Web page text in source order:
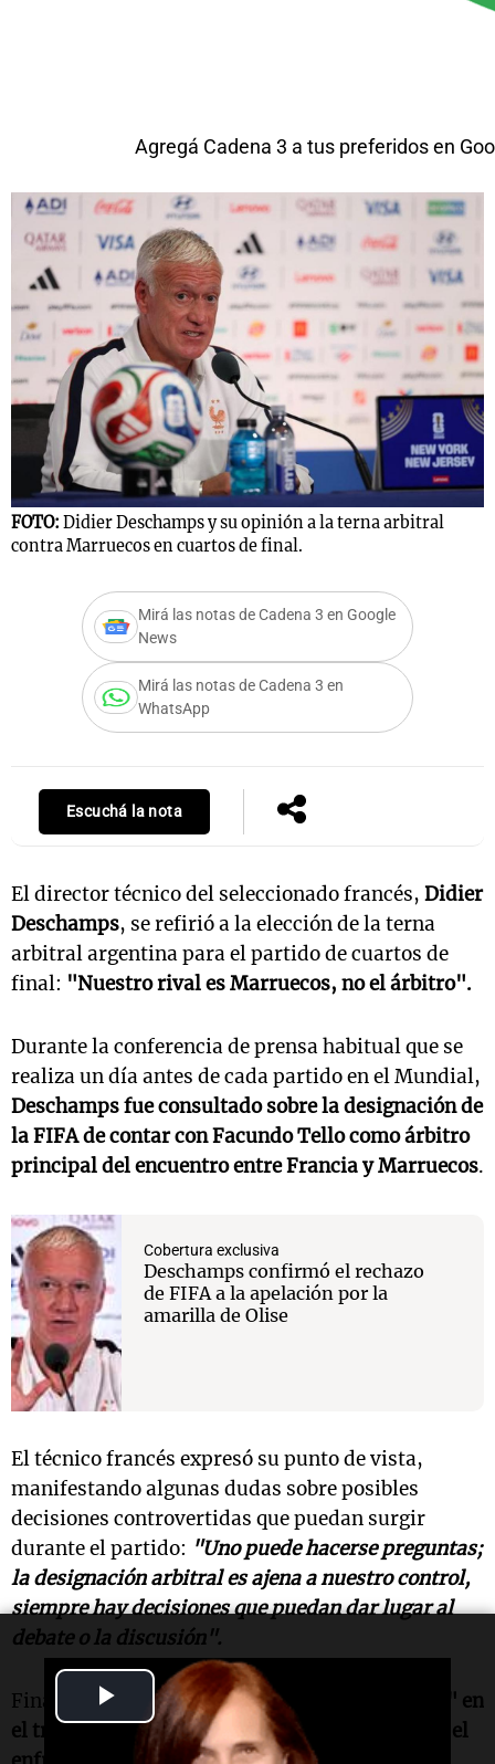
Play
Video
Agregá Cadena 3 a tus preferidos en
FOTO: Didier Deschamps y su opinión a la terna arbitral
contra Marruecos en cuartos de final.
Mirá las notas de Cadena 3 en Google
News
Mirá las notas de Cadena 3 en
WhatsApp
Escuchá la nota
El director técnico del seleccionado francés, Didier
Deschamps, se refirió a la elección de la terna
arbitral argentina para el partido de cuartos de
final: "Nuestro rival es Marruecos, no el árbitro".
Durante la conferencia de prensa habitual que se
realiza un día antes de cada partido en el Mundial,
Deschamps fue consultado sobre la designación de
la FIFA de contar conFacundo Tellocomo árbitro
principal del encuentro entre Francia y Marruecos.
Cobertura exclusiva
Deschamps confirmó el rechazo
de FIFA a la apelación por la
amarilla de Olise
El técnico francés expresó su punto de vista,
manifestando algunas dudas sobre posibles
decisiones controvertidas que puedan surgir
durante el partido: "Uno puede hacerse preguntas;
la designación arbitral es ajena a nuestro control,
siempre hay decisiones que puedan dar lugar al
debate o la discusión".
Finalmente,
Didier indicó que tiene "confianza" en
el trabajo profesional que realizará
en el